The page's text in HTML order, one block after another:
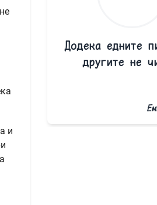
и
Додека едните
другите не